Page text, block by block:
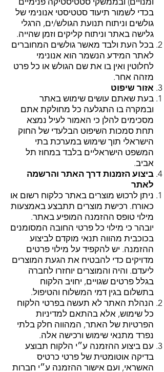
בכדי לשמור תיעוד סטטיסטי אנונימי של
גולשים וניתוח תנועת הגולש/ים, הרגלי
גלישה באתר וניתוח קליקים וזמן שהייה.
בכל העת ולבד מאשר גולשים המחוברים
לאתר המידע הנשמר הוא אנונימי
לחלוטין ואין בו את שם הגולש או כל פרט
מזהה אחר.
אזור שיפוט
בעת שאתם עושים שימוש באתר
ובמקרה בו התגלעה כל מחולקת אתם
מסכימים להלן כי האמור לעיל נמצא
תחת סמכות השיפוט הבלעדי של החוק
הישראלי תוך שימוש במערכת בתי
המשפט הישראליים בלבד במחוז תל
אביב.
ביצוע הזמנות דרך האתר והרשמה
לאתר
ניתן לרכוש מוצרים באתר כלקוח רשום או
כאורח. רכישת מוצרים תתבצע באמצעות
מילוי טופס ההזמנה המופיע באתר.
יובהר כי מילוי כל פרטי החובה המסומנים
בכוכבית מהווה תנאי מוקדם לביצוע
ההזמנה. יש להקפיד על מילוי פרטים
מדויקים כדי להבטיח את הגעת המוצרים
ליעדם. והיה והמוצרים יוחזרו לחברה
בגלל פרטים שגויים, יחויב הלקוח
בתשלום בגין דמי המשלוח והטיפול.
הנהלת האתר לא תעשה בפרטי הלקוח
כל שימוש, אלא בהתאם למדיניות
הפרטיות של האתר, המהווה חלק בלתי
נפרד מתנאי שימוש ורכישה אלה.
עם ביצוע ההזמנה ע״י הלקוח תבוצע
בדיקה אוטומטית של פרטי כרטיס
האשראי, ועם אישור ההזמנה ע״י חברות